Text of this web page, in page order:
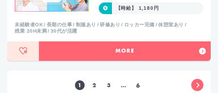
【時給】 1,180円
未経験者OK 長期の仕事 制服あり 研修あり ロッカー完備
休憩室あり
残業 20H未満
30代が活躍
MORE
1 2 3 … 6